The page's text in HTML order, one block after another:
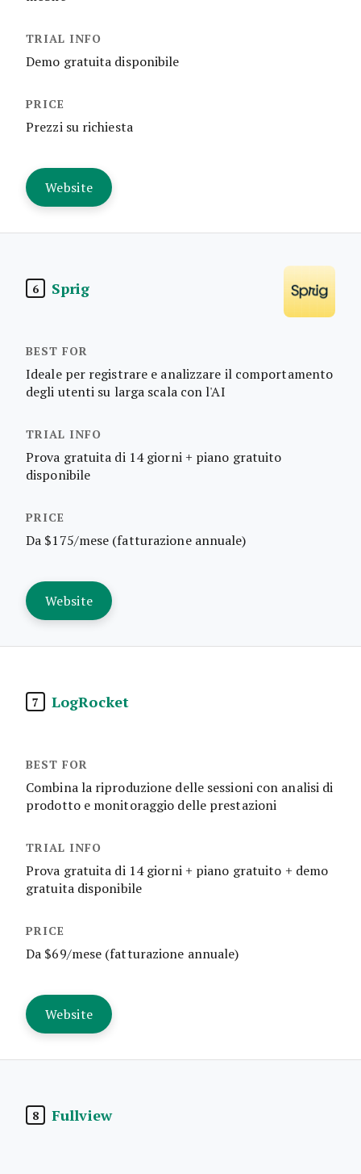
Demo gratuita disponibile
Prezzi su richiesta
Website
6 Sprig
Ideale per registrare e analizzare il comportamento
degli utenti su larga scala con l'AI
Prova gratuita di 14 giorni + piano gratuito
disponibile
Da $175/mese (fatturazione annuale)
Website
7 LogRocket
Combina la riproduzione delle sessioni con analisi di
prodotto e monitoraggio delle prestazioni
Prova gratuita di 14 giorni + piano gratuito + demo
gratuita disponibile
Da $69/mese (fatturazione annuale)
Website
8 Fullview